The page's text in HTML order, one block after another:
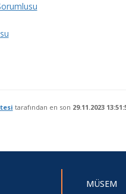
tarafından en son 29.11.2023
MÜSEM